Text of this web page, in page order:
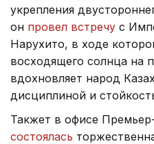
укрепления
он провел встречу с
Нарухито, в ходе
восходящего солнца на
вдохновляет народ
дисциплиной и
Такжет в офисе
состоялась